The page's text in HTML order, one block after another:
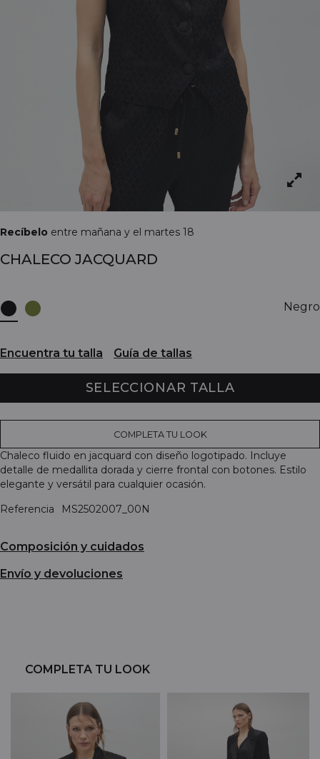
Recíbelo entre mañana y el martes 18
CHALECO JACQUARD
Negro
Encuentra tu talla Guía de tallas
SELECCIONAR TALLA
COMPLETA TU LOOK
Chaleco fluido en jacquard con diseño logotipado. Incluye
detalle de medallita dorada y cierre frontal con botones. Estilo
elegante y versátil para cualquier ocasión.
Referencia
MS2502007_00N
Composición y cuidados
Envío y devoluciones
COMPLETA TU LOOK